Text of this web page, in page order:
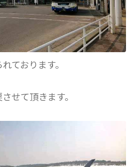
ております。
せて頂きます。